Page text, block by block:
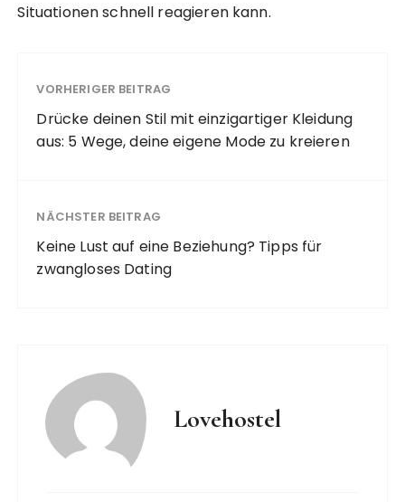
Situationen schnell reagieren kann.
VORHERIGER BEITRAG
Drücke deinen Stil mit einzigartiger Kleidung
aus: 5 Wege, deine eigene Mode zu kreieren
NÄCHSTER BEITRAG
Keine Lust auf eine Beziehung? Tipps für
zwangloses Dating
Lovehostel